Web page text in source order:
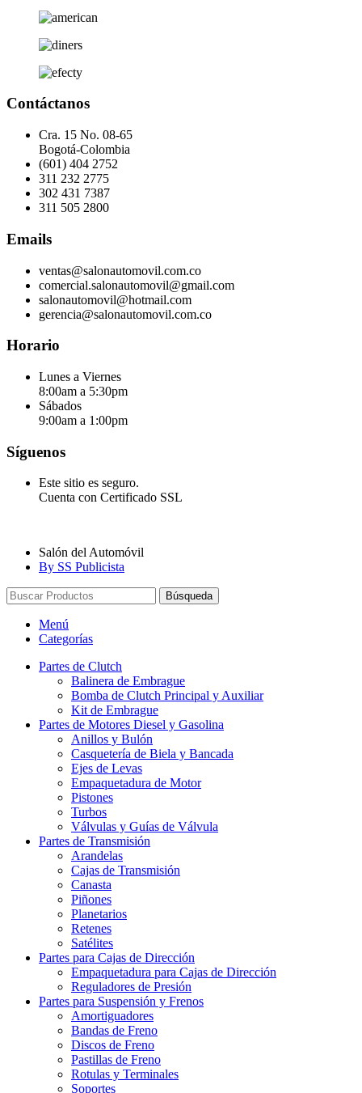
Contáctanos
Cra. 15 No. 08-65
Bogotá-Colombia
(601) 404 2752
311 232 2775
302 431 7387
311 505 2800
Emails
ventas@salonautomovil.com.co
comercial.salonautomovil@gmail.com
salonautomovil@hotmail.com
gerencia@salonautomovil.com.co
Horario
Lunes a Viernes
8:00am a 5:30pm
Sábados
9:00am a 1:00pm
Síguenos
Este sitio es seguro.
Cuenta con Certificado SSL
Salón del Automóvil
By SS Publicista
Búsqueda
Menú
Categorías
Partes de Clutch
Balinera de Embrague
Bomba de Clutch Principal y Auxiliar
Kit de Embrague
Partes de Motores Diesel y Gasolina
Anillos y Bulón
Casquetería de Biela y Bancada
Ejes de Levas
Empaquetadura de Motor
Pistones
Turbos
Válvulas y Guías de Válvula
Partes de Transmisión
Arandelas
Cajas de Transmisión
Canasta
Piñones
Planetarios
Retenes
Satélites
Partes para Cajas de Dirección
Empaquetadura para Cajas de Dirección
Reguladores de Presión
Partes para Suspensión y Frenos
Amortiguadores
Bandas de Freno
Discos de Freno
Pastillas de Freno
Rotulas y Terminales
Soportes